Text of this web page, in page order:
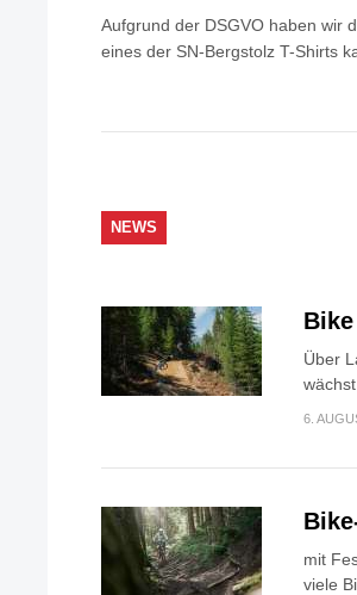
Aufgrund der DSGVO haben wir
eines der SN-Bergstolz T-Shirts
NEWS
Über
6.
mit
viele